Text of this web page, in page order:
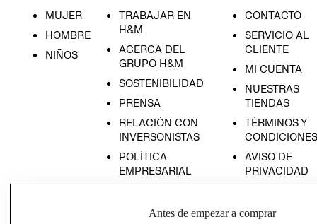
MUJER
HOMBRE
NIÑOS
TRABAJAR EN
H&M
ACERCA DEL
GRUPO H&M
SOSTENIBILIDAD
PRENSA
RELACIÓN CON
INVERSONISTAS
POLÍTICA
EMPRESARIAL
CONTACTO
SERVICIO AL
CLIENTE
MI CUENTA
NUESTRAS
TIENDAS
TÉRMINOS Y
CONDICIONES
AVISO DE
PRIVACIDAD
AVISO DE
Antes de empezar a comprar